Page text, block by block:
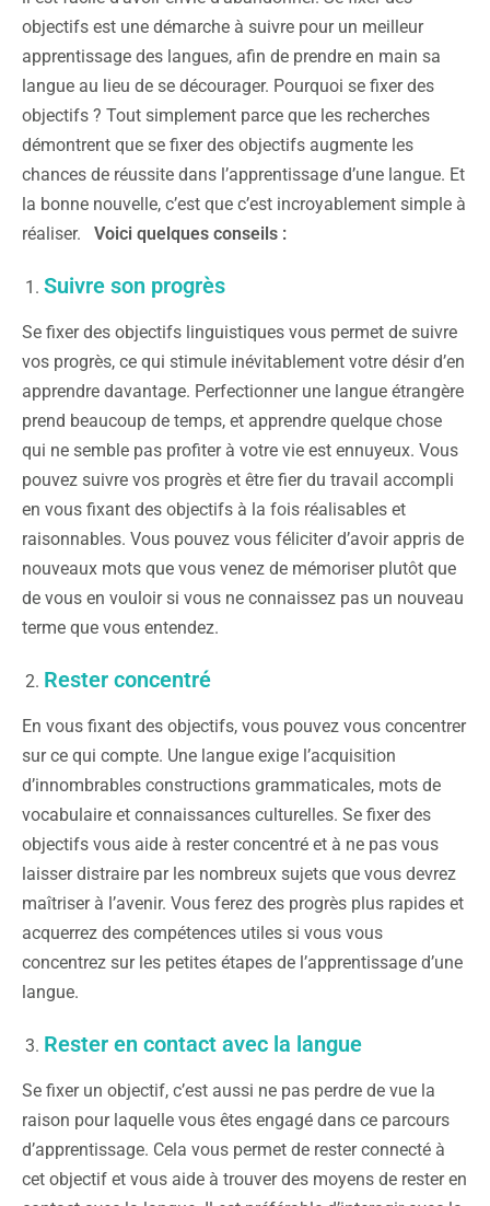
objectifs est une démarche à suivre pour un meilleur
apprentissage des langues, afin de prendre en main sa
langue au lieu de se décourager. Pourquoi se fixer des
objectifs ? Tout simplement parce que les recherches
démontrent que se fixer des objectifs augmente les
chances de réussite dans l’apprentissage d’une langue. Et
la bonne nouvelle, c’est que c’est incroyablement simple à
réaliser. Voici quelques conseils :
Suivre son progrès
Se fixer des objectifs linguistiques vous permet de suivre
vos progrès, ce qui stimule inévitablement votre désir d’en
apprendre davantage. Perfectionner une langue étrangère
prend beaucoup de temps, et apprendre quelque chose
qui ne semble pas profiter à votre vie est ennuyeux. Vous
pouvez suivre vos progrès et être fier du travail accompli
en vous fixant des objectifs à la fois réalisables et
raisonnables. Vous pouvez vous féliciter d’avoir appris de
nouveaux mots que vous venez de mémoriser plutôt que
de vous en vouloir si vous ne connaissez pas un nouveau
terme que vous entendez.
Rester concentré
En vous fixant des objectifs, vous pouvez vous concentrer
sur ce qui compte. Une langue exige l’acquisition
d’innombrables constructions grammaticales, mots de
vocabulaire et connaissances culturelles. Se fixer des
objectifs vous aide à rester concentré et à ne pas vous
laisser distraire par les nombreux sujets que vous devrez
maîtriser à l’avenir. Vous ferez des progrès plus rapides et
acquerrez des compétences utiles si vous vous
concentrez sur les petites étapes de l’apprentissage d’une
langue.
Rester en contact avec la langue
Se fixer un objectif, c’est aussi ne pas perdre de vue la
raison pour laquelle vous êtes engagé dans ce parcours
d’apprentissage. Cela vous permet de rester connecté à
cet objectif et vous aide à trouver des moyens de rester en